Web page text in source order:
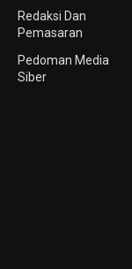
Redaksi Dan
Pemasaran
Pedoman Media
Siber